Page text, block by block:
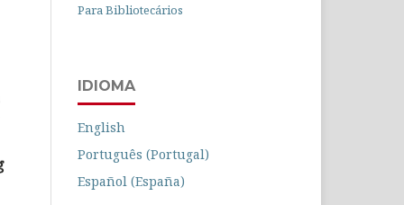
Para Bibliotecários
IDIOMA
English
Português (Portugal)
Español (España)